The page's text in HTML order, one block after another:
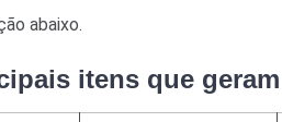
abaixo.
itens que